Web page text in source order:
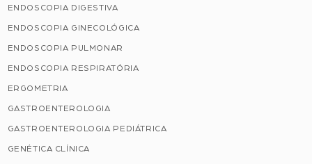
ENDOSCOPIA DIGESTIVA
ENDOSCOPIA GINECOLÓGICA
ENDOSCOPIA PULMONAR
ENDOSCOPIA RESPIRATÓRIA
ERGOMETRIA
GASTROENTEROLOGIA
GASTROENTEROLOGIA PEDIÁTRICA
GENÉTICA CLÍNICA